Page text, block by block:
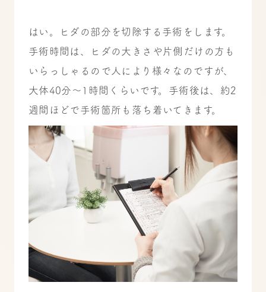
はい。ヒダの部分を切除する手術をします。
手術時間は、ヒダの大きさや片側だけの方も
いらっしゃるので人により様々なのですが、
大体40分～1時間くらいです。 手術後は、約2
週間ほどで手術箇所も落ち着いてきます。